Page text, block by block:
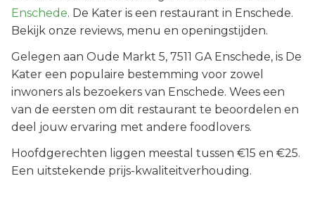
Enschede. De Kater is een restaurant in Enschede.
Bekijk onze reviews, menu en openingstijden.
Gelegen aan Oude Markt 5, 7511 GA Enschede, is De
Kater een populaire bestemming voor zowel
inwoners als bezoekers van Enschede. Wees een
van de eersten om dit restaurant te beoordelen en
deel jouw ervaring met andere foodlovers.
Hoofdgerechten liggen meestal tussen €15 en €25.
Een uitstekende prijs-kwaliteitverhouding.